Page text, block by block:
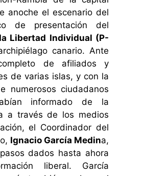
anoche el escenario del
de presentación del
Libertad Individual (P-
canario. Ante
de afiliados y
de varias islas, y con la
numerosos ciudadanos
informado de la
a través de los medios
el Coordinador del
Ignacio García Medina,
dados hasta ahora
liberal. García